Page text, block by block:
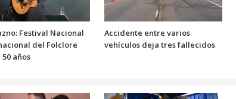
Festival Nacional
del Folclore
años
Accidente entre varios
vehículos deja tres fallecidos